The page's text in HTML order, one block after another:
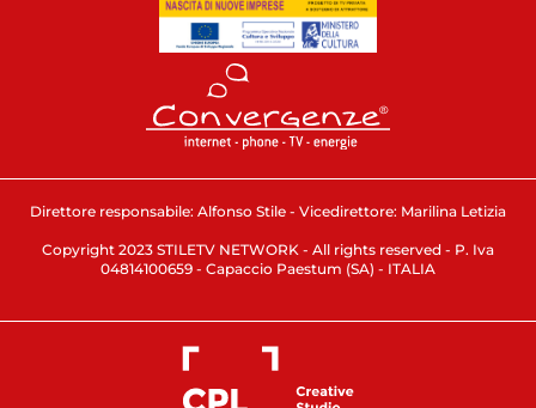
Direttore responsabile: Alfonso Stile - Vicedirettore: Marilina Letizia
Copyright 2023 STILETV NETWORK - All rights reserved - P. Iva
04814100659 - Capaccio Paestum (SA) - ITALIA